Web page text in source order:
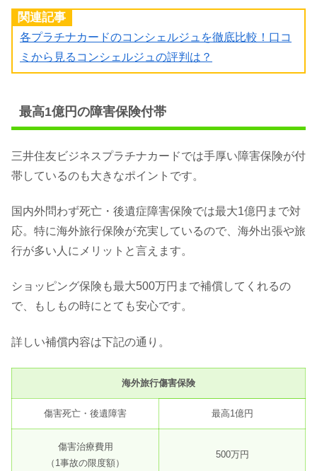
関連記事
各プラチナカードのコンシェルジュを徹底比較！口コ
ミから見るコンシェルジュの評判は？
最高1億円の障害保険付帯
三井住友ビジネスプラチナカードでは手厚い障害保険が付
帯しているのも大きなポイントです。
国内外問わず死亡・後遺症障害保険では最大1億円まで対
応。特に海外旅行保険が充実しているので、海外出張や旅
行が多い人にメリットと言えます。
ショッピング保険も最大500万円まで補償してくれるの
で、もしもの時にとても安心です。
詳しい補償内容は下記の通り。
海外旅行傷害保険
傷害死亡・後遺障害 最高1億円
傷害治療費用
（1事故の限度額）
500万円